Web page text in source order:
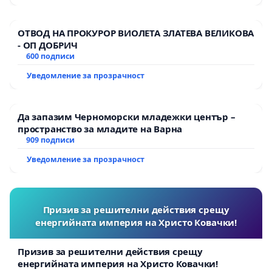
предопределя образователното и
професионалното им развитие, но им
предоставя все по-ограничени и
ограничаващи възможности.
един чужд езикна приемливо ниво.
Безспорно чуждоезиковото обучение у нас,
е неефективно и се нуждае от подобрение.
задълбочат още повечеобразователните
неравенствау нас, ще породят още по-
жестока конкуренция и стрес сред
подрастващите и ще оставят хиляди
ученици без един от по-важните
ОТВОД НА ПРОКУРОР ВИОЛЕТА ЗЛАТЕВА ВЕЛИКОВА
- ОП ДОБРИЧ
600 подписи
Уведомление за прозрачност
Да запазим Черноморски младежки център –
пространство за младите на Варна
909 подписи
Уведомление за прозрачност
Призив за решителни действия срещу
енергийната империя на Христо Ковачки!
Призив за решителни действия срещу
енергийната империя на Христо Ковачки!